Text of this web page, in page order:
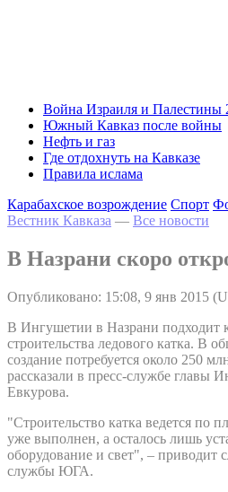
Война Израиля и Палестины
Южный Кавказ после войны
Нефть и газ
Где отдохнуть на Кавказе
Правила ислама
Карабахское возрождение Спорт
Вестник Кавказа — Все новости
В Назрани скоро
Опубликовано: 15:08, 9 янв 2015
В Ингушетии в Назрани подходит
строительства ледового катка. В
создание потребуется около 250
рассказали в пресс-службе главы
Евкурова.
"Строительство катка ведется по
уже выполнен, а осталось лишь
оборудование и свет", – приводит
службы ЮГА.